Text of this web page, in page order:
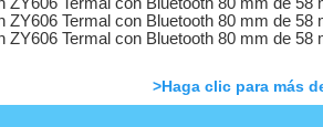
>Haga clic para más